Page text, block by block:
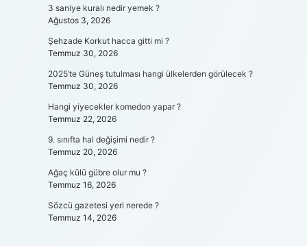
3 saniye kuralı nedir yemek ?
Ağustos 3, 2026
Şehzade Korkut hacca gitti mi ?
Temmuz 30, 2026
2025’te Güneş tutulması hangi ülkelerden görülecek ?
Temmuz 30, 2026
Hangi yiyecekler komedon yapar ?
Temmuz 22, 2026
9. sınıfta hal değişimi nedir ?
Temmuz 20, 2026
Ağaç külü gübre olur mu ?
Temmuz 16, 2026
Sözcü gazetesi yeri nerede ?
Temmuz 14, 2026